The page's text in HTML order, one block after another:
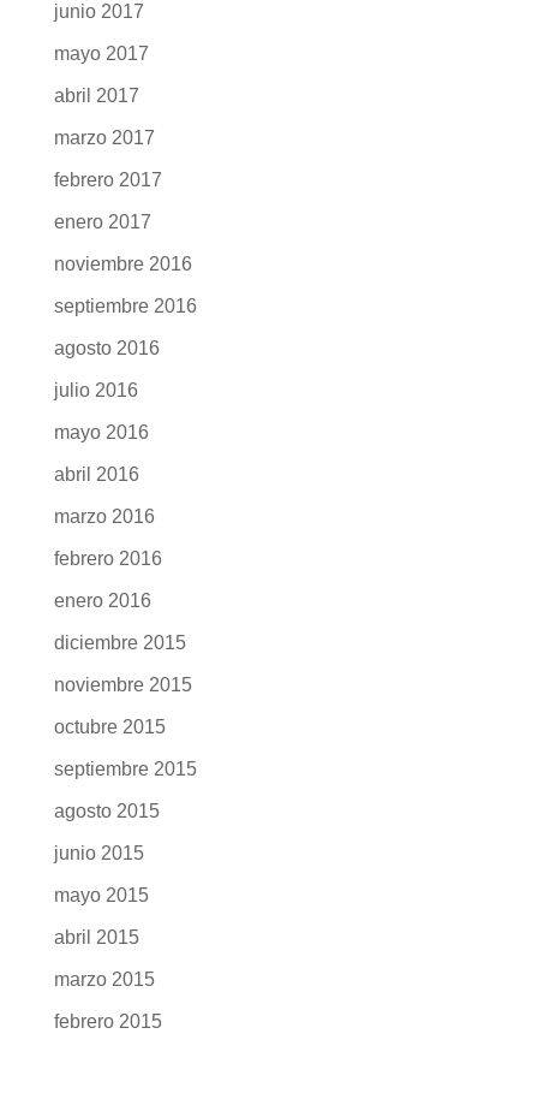
junio 2017
mayo 2017
abril 2017
marzo 2017
febrero 2017
enero 2017
noviembre 2016
septiembre 2016
agosto 2016
julio 2016
mayo 2016
abril 2016
marzo 2016
febrero 2016
enero 2016
diciembre 2015
noviembre 2015
octubre 2015
septiembre 2015
agosto 2015
junio 2015
mayo 2015
abril 2015
marzo 2015
febrero 2015